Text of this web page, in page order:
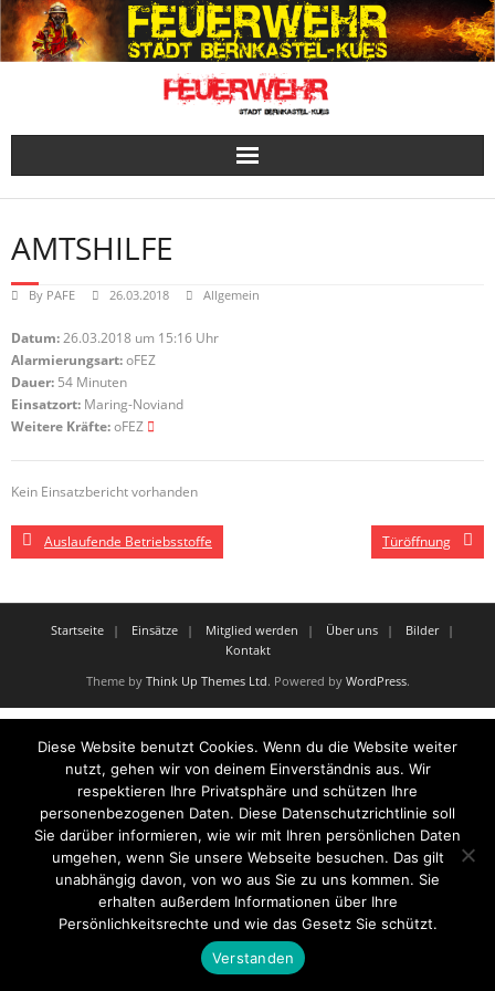
Skip
to
content
AMTSHILFE
By PAFE 26.03.2018 Allgemein
Datum:26.03.2018 um 15:16 Uhr
Alarmierungsart:oFEZ
Dauer: 54 Minuten
Einsatzort: Maring-Noviand
Weitere Kräfte:oFEZ
Kein Einsatzbericht vorhanden
Auslaufende Betriebsstoffe Türöffnung
Startseite Einsätze Mitglied werden Über uns
Bilder
Kontakt
Theme by Think Up Themes Ltd. Powered by WordPress.
Diese Website benutzt Cookies. Wenn du die Website weiter
nutzt, gehen wir von deinem Einverständnis aus. Wir
respektieren Ihre Privatsphäre und schützen Ihre
personenbezogenen Daten. Diese Datenschutzrichtlinie soll
Sie darüber informieren, wie wir mit Ihren persönlichen Daten
umgehen, wenn Sie unsere Webseite besuchen. Das gilt
unabhängig davon, von wo aus Sie zu uns kommen. Sie
erhalten außerdem Informationen über Ihre
Persönlichkeitsrechte und wie das Gesetz Sie schützt.
Verstanden